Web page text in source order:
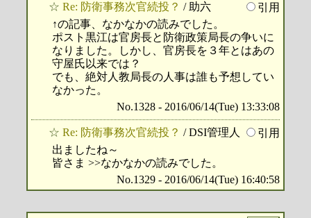
☆ Re: 防衛事務次官続投？ / 助六
引用
↑の記事、なかなかの読みでした。
ポスト黒江は官房長と防衛政策局長の争いに
なりました。しかし、官房長を３年とはあの
守屋氏以来では？
でも、絶対人教局長の人事は誰も予想してい
なかった。
No.1328 - 2016/06/14(Tue) 13:33:08
☆ Re: 防衛事務次官続投？ / DSI管理人
引用
出ましたね～
皆さま >>なかなかの読みでした。
No.1329 - 2016/06/14(Tue) 16:40:58